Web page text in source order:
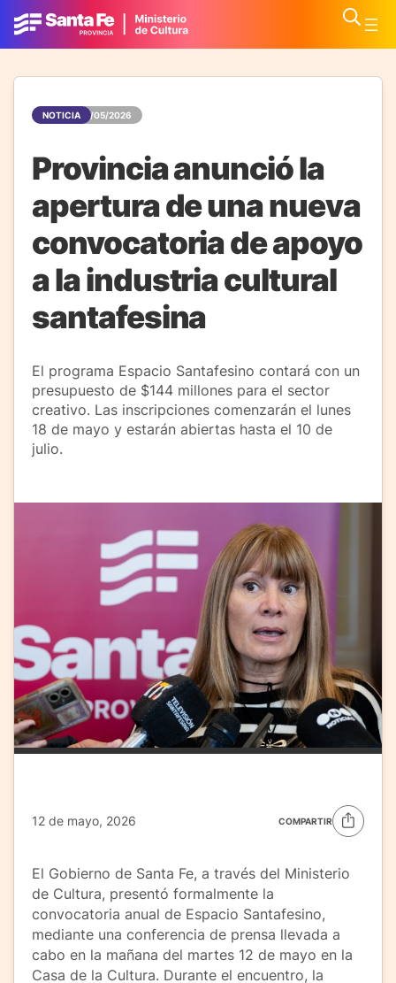
NOTICIA 12/05/2026
Provincia anunció la
apertura de una nueva
convocatoria de apoyo
a la industria cultural
santafesina
El programa Espacio Santafesino contará con un
presupuesto de $144 millones para el sector
creativo. Las inscripciones comenzarán el lunes
18 de mayo y estarán abiertas hasta el 10 de
julio.
12 de mayo, 2026 COMPARTIR
El Gobierno de Santa Fe, a través del Ministerio
de Cultura, presentó formalmente la
convocatoria anual de Espacio Santafesino,
mediante una conferencia de prensa llevada a
cabo en la mañana del martes 12 de mayo en la
Casa de la Cultura. Durante el encuentro, la